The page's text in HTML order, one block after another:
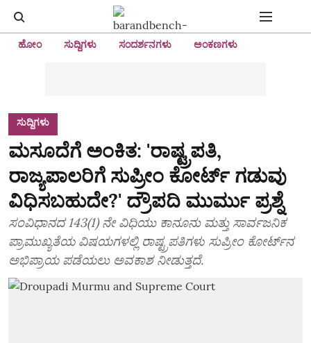
ಹೋಂ ಸುದ್ದಿಗಳು ಸಂದರ್ಶನಗಳು ಅಂಕಣಗಳು
ಸುದ್ದಿಗಳು
ಮಸೂದೆಗೆ ಅಂಕಿತ: 'ರಾಷ್ಟ್ರಪತಿ,
ರಾಜ್ಯಪಾಲರಿಗೆ ಸುಪ್ರೀಂ ಕೋರ್ಟ್ ಗಡುವು
ವಿಧಿಸಬಹುದೇ?' ದ್ರೌಪದಿ ಮುರ್ಮು ಪ್ರಶ್ನೆ
ಸಂವಿಧಾನದ 143(1) ನೇ ವಿಧಿಯು ಕಾನೂನು ಮತ್ತು ಸಾರ್ವಜನಿಕ
ಪ್ರಾಮುಖ್ಯತೆಯ ವಿಷಯಗಳಲ್ಲಿ ರಾಷ್ಟ್ರಪತಿಗಳು ಸುಪ್ರೀಂ ಕೋರ್ಟ್‌ನ
ಅಭಿಪ್ರಾಯ ಪಡೆಯಲು ಅವಕಾಶ ನೀಡುತ್ತದೆ.